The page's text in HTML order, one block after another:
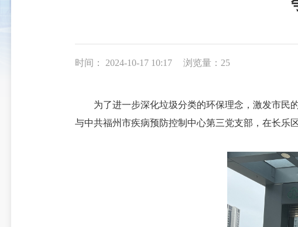
时间： 2024-10-17 10:17 浏览量：25
为了进一步深化垃圾分类的环保理念，激发市民的
与中共福州市疾病预防控制中心第三党支部，在长乐